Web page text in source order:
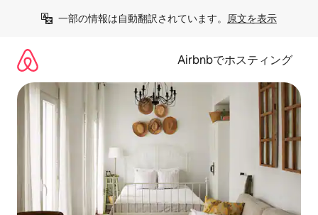
一部の情報は自動翻訳されています。 原文を表示
Airbnbでホスティング